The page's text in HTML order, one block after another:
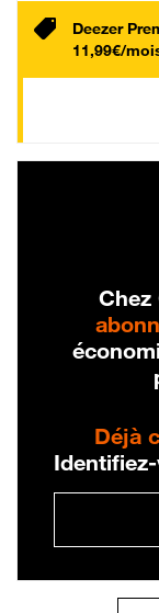
Deezer
11,99€/
Chez
Déjà